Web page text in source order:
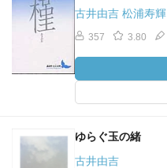
古井由吉 松浦寿輝
357 3.80
ゆらぐ玉の緒
古井由吉